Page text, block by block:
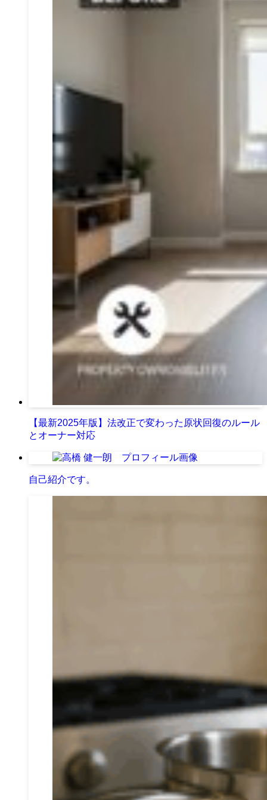
【最新2025年版】法改正で変わった原状回復のルール
とオーナー対応
自己紹介です。